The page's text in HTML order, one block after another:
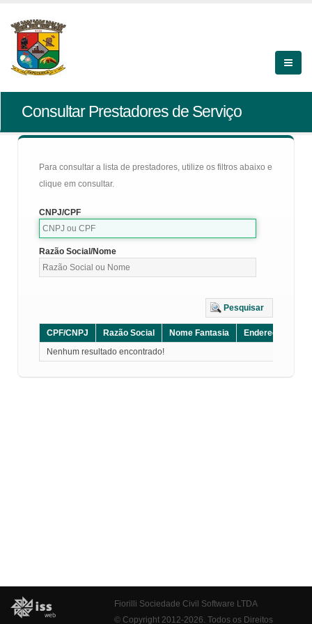
Consultar Prestadores de Serviço
Para consultar a lista de prestadores, utilize os filtros abaixo e
clique em consultar.
CNPJ/CPF
Razão Social/Nome
Pesquisar
CPF/CNPJ Razão Social Nome Fantasia Endereço
Nenhum resultado encontrado!
Fiorilli Sociedade Civil Software LTDA
© Copyright 2012-2026. Todos os Direitos